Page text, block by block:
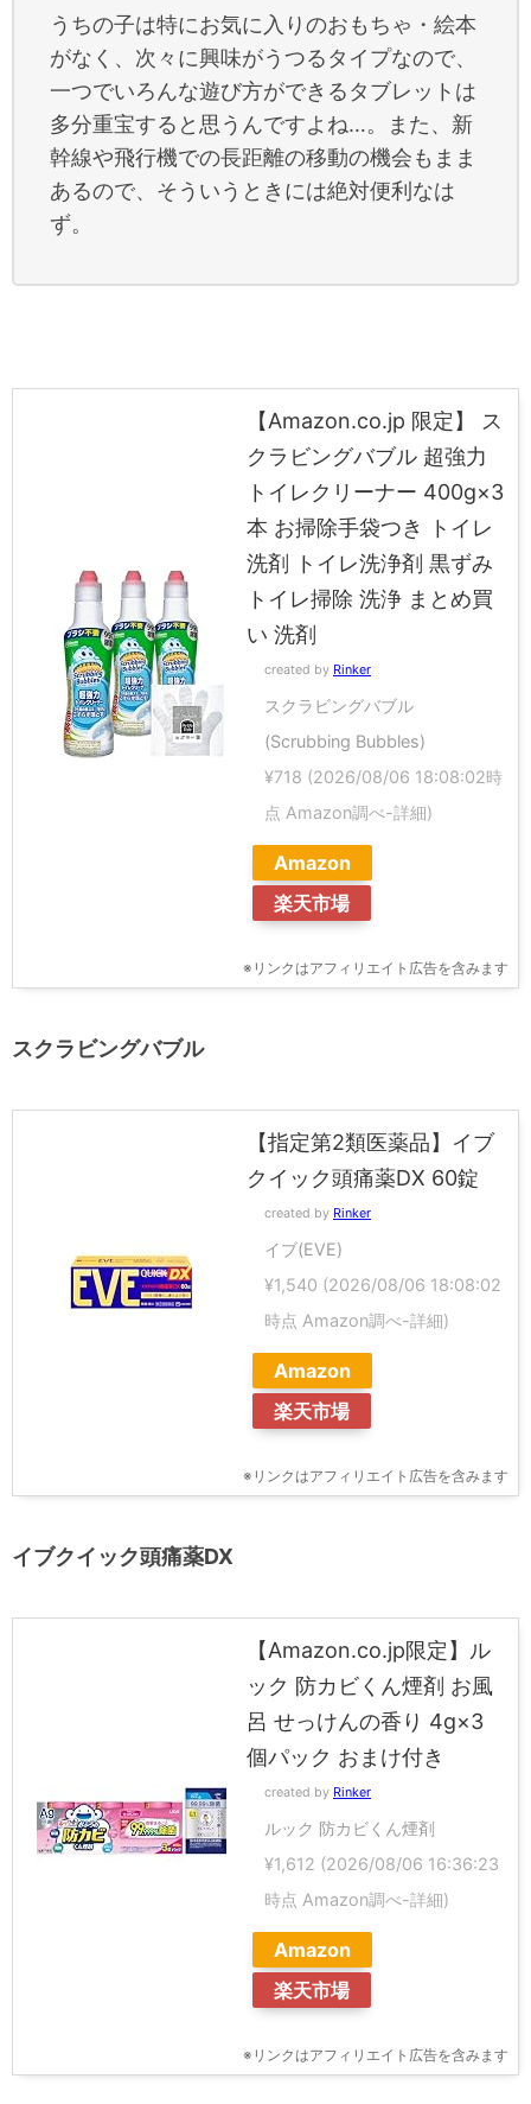
うちの子は特にお気に入りのおもちゃ・絵本
がなく、次々に興味がうつるタイプなので、
一つでいろんな遊び方ができるタブレットは
多分重宝すると思うんですよね…。また、新
幹線や飛行機での長距離の移動の機会もまま
あるので、そういうときには絶対便利なは
ず。
【Amazon.co.jp 限定】 ス
クラビングバブル 超強力
トイレクリーナー 400g×3
本 お掃除手袋つき トイレ
洗剤 トイレ洗浄剤 黒ずみ
トイレ掃除 洗浄 まとめ買
い 洗剤
created by Rinker
スクラビングバブル
(Scrubbing Bubbles)
¥718 (2026/08/06 18:08:02時
点 Amazon調べ-詳細)
Amazon
楽天市場
※リンクはアフィリエイト広告を含みます
スクラビングバブル
【指定第2類医薬品】イブ
クイック頭痛薬DX 60錠
created by Rinker
イブ(EVE)
¥1,540 (2026/08/06 18:08:02
時点 Amazon調べ-詳細)
Amazon
楽天市場
※リンクはアフィリエイト広告を含みます
イブクイック頭痛薬DX
【Amazon.co.jp限定】ル
ック 防カビくん煙剤 お風
呂 せっけんの香り 4g×3
個パック おまけ付き
created by Rinker
ルック 防カビくん煙剤
¥1,612 (2026/08/06 16:36:23
時点 Amazon調べ-詳細)
Amazon
楽天市場
※リンクはアフィリエイト広告を含みます